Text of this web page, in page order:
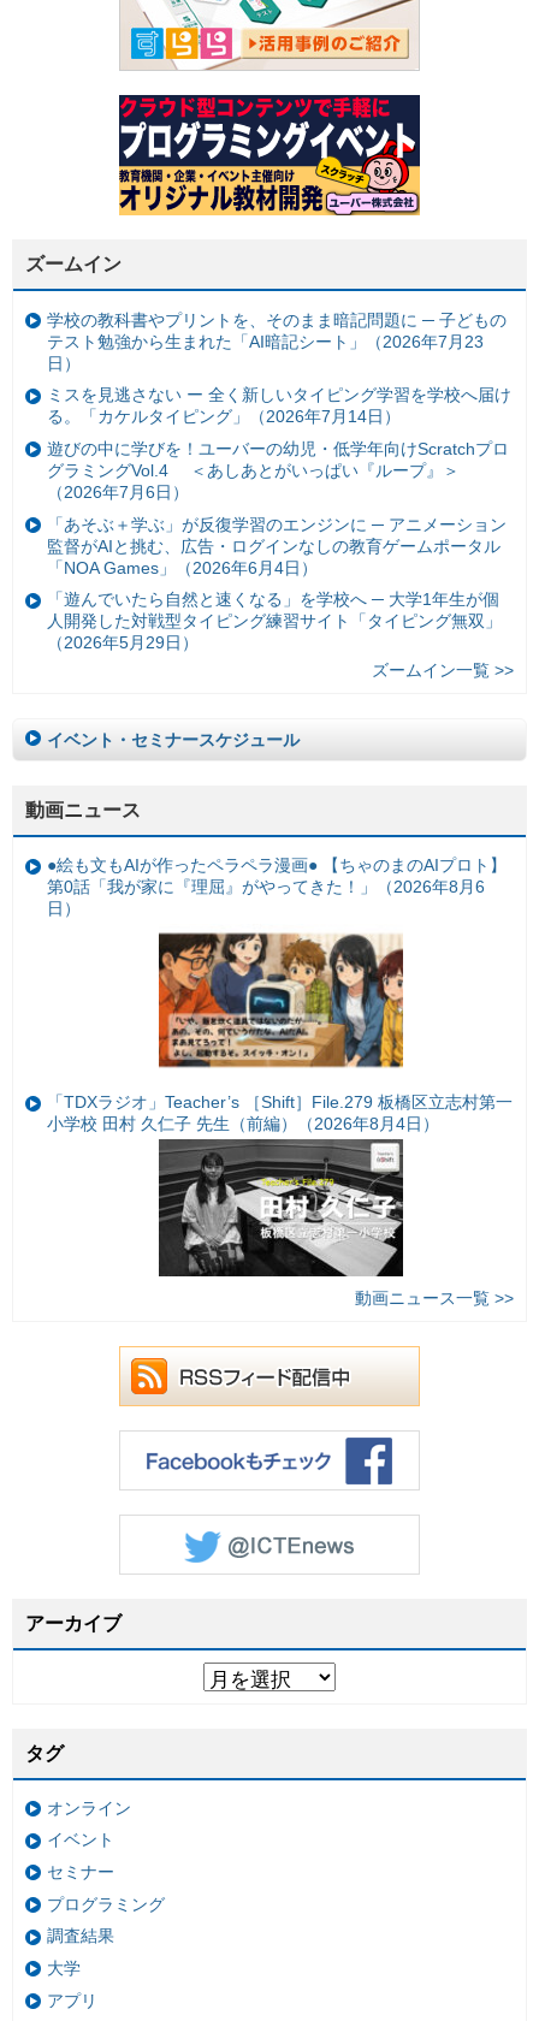
ズームイン
学校の教科書やプリントを、そのまま暗記問題に ─ 子どもの
テスト勉強から生まれた「AI暗記シート」（2026年7月23
日）
ミスを見逃さない ー 全く新しいタイピング学習を学校へ届け
る。「カケルタイピング」（2026年7月14日）
遊びの中に学びを！ユーバーの幼児・低学年向けScratchプロ
グラミングVol.4 ＜あしあとがいっぱい『ループ』＞
（2026年7月6日）
「あそぶ＋学ぶ」が反復学習のエンジンに ─ アニメーション
監督がAIと挑む、広告・ログインなしの教育ゲームポータル
「NOA Games」（2026年6月4日）
「遊んでいたら自然と速くなる」を学校へ ─ 大学1年生が個
人開発した対戦型タイピング練習サイト「タイピング無双」
（2026年5月29日）
ズームイン一覧 >>
イベント・セミナースケジュール
動画ニュース
●絵も文もAIが作ったペラペラ漫画● 【ちゃのまのAIプロト】
第0話「我が家に『理屈』がやってきた！」（2026年8月6
日）
「TDXラジオ」Teacher’s ［Shift］File.279 板橋区立志村第一
小学校 田村 久仁子 先生（前編）（2026年8月4日）
動画ニュース一覧 >>
アーカイブ
タグ
オンライン
イベント
セミナー
プログラミング
調査結果
大学
アプリ